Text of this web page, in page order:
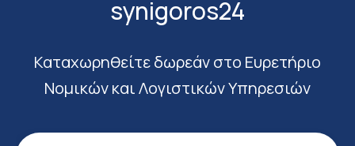
synigoros24
Καταχωρηθείτε δωρεάν στο Ευρετήριο
Νομικών και Λογιστικών Υπηρεσιών